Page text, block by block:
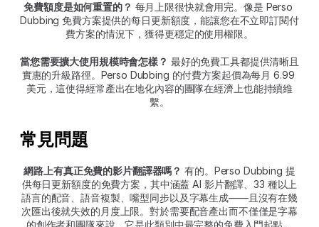
免費額度是如何重置的？ 每月上限很快就會用完。像是 Perso
Dubbing 免費方案提供的每日更新額度，能讓您在不立即訂閱付
費方案的情況下，獲得更穩定的使用權限。
當您需要擴大使用規模時會怎樣？ 最好的免費工具都提供清晰且
實惠的升級路徑。Perso Dubbing 的付費方案起價為每月 6.99
美元，這使得經常產出在地化內容的團隊在經濟上也能持續維
繫。
常見問題
網路上有真正免費的影片翻譯器嗎？ 有的。Perso Dubbing 提
供每日更新額度的免費方案，其中涵蓋 AI 影片翻譯、33 種以上
語言的配音、語音複製、嘴型同步以及字幕生成——且沒有在幾
次匯出後就失效的月度上限。對於需要配音產出而不僅僅是字幕